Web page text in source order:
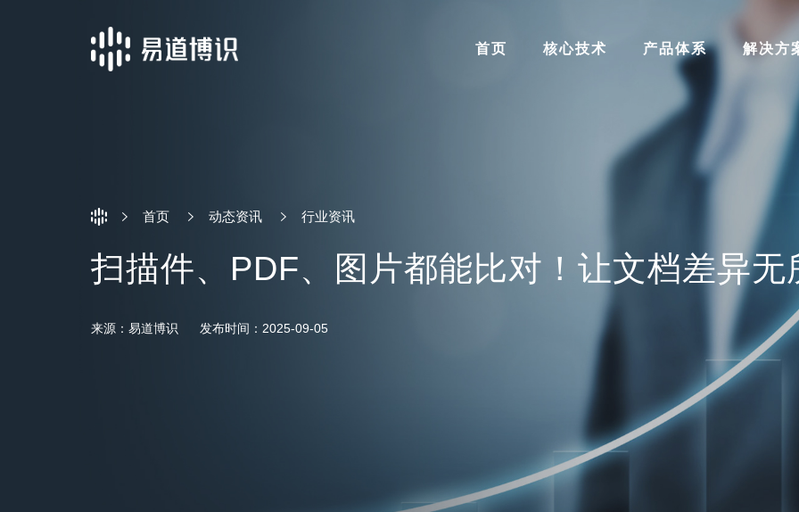
首页 核心技术 产品体系 解决方
首页 动态资讯 行业资讯
扫描件、PDF、图片都能比对！让文档差异无
来源：易道博识 发布时间：2025-09-05